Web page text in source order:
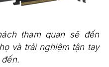
tham quan sẽ đến
và trải nghiệm tận tay